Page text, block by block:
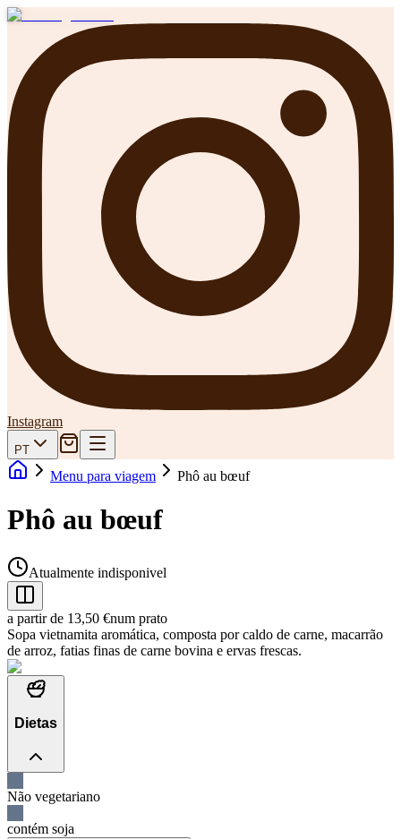
Instagram
PT
Menu para viagem Phô au bœuf
Phô au bœuf
Atualmente indisponivel
a partir de 13,50 €num prato
Sopa vietnamita aromática, composta por caldo de carne, macarrão
de arroz, fatias finas de carne bovina e ervas frescas.
Dietas
Não vegetariano
contém soja